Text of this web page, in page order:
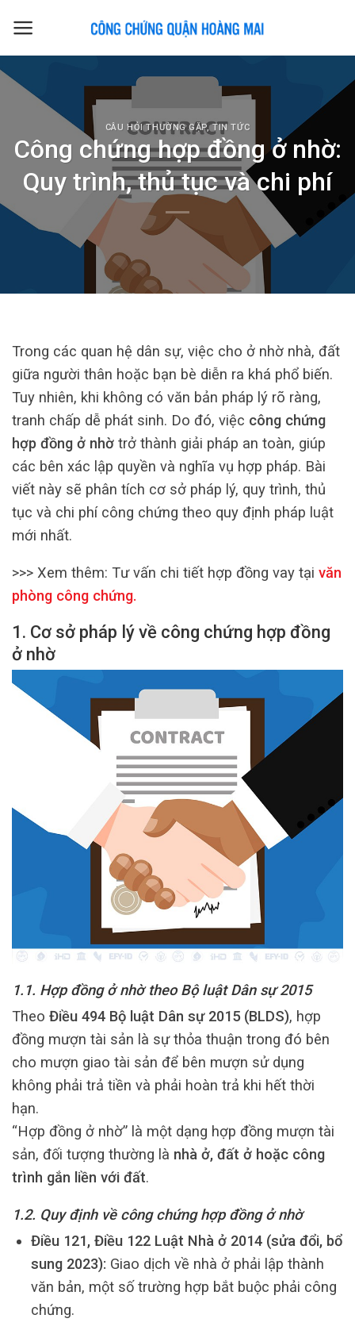
CÂU HỎI THƯỜNG GẶP,TIN TỨC
Công chứng hợp đồng ở nhờ:
Quy trình, thủ tục và chi phí
Trong các quan hệ dân sự, việc cho ở nhờ nhà, đất
giữa người thân hoặc bạn bè diễn ra khá phổ biến.
Tuy nhiên, khi không có văn bản pháp lý rõ ràng,
tranh chấp dễ phát sinh. Do đó, việc công chứng
hợp đồng ở nhờ trở thành giải pháp an toàn, giúp
các bên xác lập quyền và nghĩa vụ hợp pháp. Bài
viết này sẽ phân tích cơ sở pháp lý, quy trình, thủ
tục và chi phí công chứng theo quy định pháp luật
mới nhất.
>>> Xem thêm: Tư vấn chi tiết hợp đồng vay tại văn
phòng công chứng.
1. Cơ sở pháp lý về công chứng hợp đồng
ở nhờ
1.1. Hợp đồng ở nhờ theo Bộ luật Dân sự 2015
Theo Điều 494 Bộ luật Dân sự 2015 (BLDS), hợp
đồng mượn tài sản là sự thỏa thuận trong đó bên
cho mượn giao tài sản để bên mượn sử dụng
không phải trả tiền và phải hoàn trả khi hết thời
hạn.
“Hợp đồng ở nhờ” là một dạng hợp đồng mượn tài
sản, đối tượng thường là nhà ở, đất ở hoặc công
trình gắn liền với đất.
1.2. Quy định về công chứng hợp đồng ở nhờ
Điều 121, Điều 122 Luật Nhà ở 2014 (sửa đổi, bổ
sung 2023): Giao dịch về nhà ở phải lập thành
văn bản, một số trường hợp bắt buộc phải công
chứng.